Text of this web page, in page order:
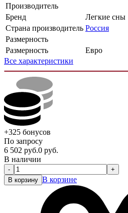
Производитель
Бренд
Легкие сны
Страна производитель Россия
Размерность
Размерность
Евро
Все характеристики
+325 бонусов
По запросу
6 502 руб.0 руб.
В наличии
-
+
В корзину В корзине